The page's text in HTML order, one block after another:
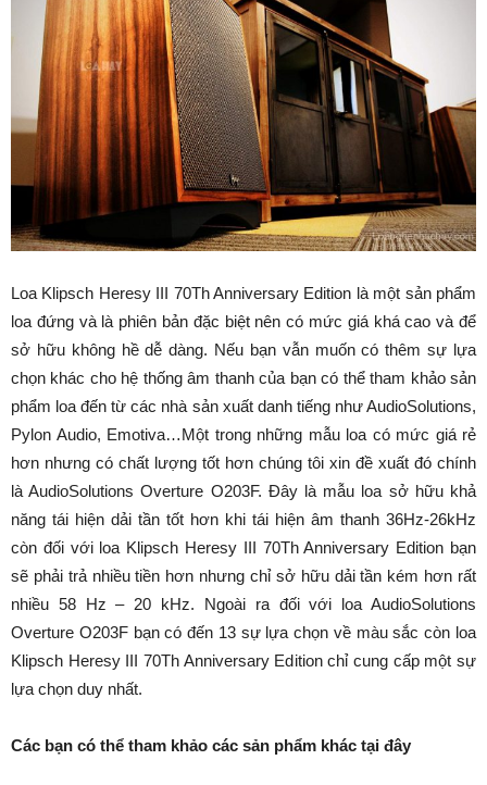
Loa Klipsch Heresy III 70Th Anniversary Edition là một sản phẩm
loa đứng và là phiên bản đặc biệt nên có mức giá khá cao và để
sở hữu không hề dễ dàng. Nếu bạn vẫn muốn có thêm sự lựa
chọn khác cho hệ thống âm thanh của bạn có thể tham khảo sản
phẩm loa đến từ các nhà sản xuất danh tiếng như AudioSolutions,
Pylon Audio, Emotiva…Một trong những mẫu loa có mức giá rẻ
hơn nhưng có chất lượng tốt hơn chúng tôi xin đề xuất đó chính
là AudioSolutions Overture O203F. Đây là mẫu loa sở hữu khả
năng tái hiện dải tần tốt hơn khi tái hiện âm thanh 36Hz-26kHz
còn đối với loa Klipsch Heresy III 70Th Anniversary Edition bạn
sẽ phải trả nhiều tiền hơn nhưng chỉ sở hữu dải tần kém hơn rất
nhiều 58 Hz – 20 kHz. Ngoài ra đối với loa AudioSolutions
Overture O203F bạn có đến 13 sự lựa chọn về màu sắc còn loa
Klipsch Heresy III 70Th Anniversary Edition chỉ cung cấp một sự
lựa chọn duy nhất.
Các bạn có thể tham khảo các sản phẩm khác tại đây